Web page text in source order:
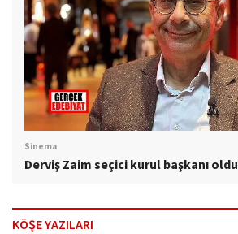
Sinema
Derviş Zaim seçici kurul başkanı oldu
KÖŞE YAZILARI